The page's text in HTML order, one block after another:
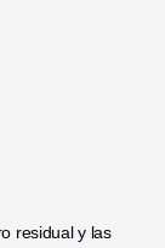
residual y las